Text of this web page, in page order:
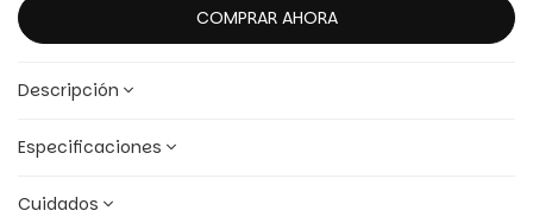
COMPRAR AHORA
Descripción
Especificaciones
Cuidados